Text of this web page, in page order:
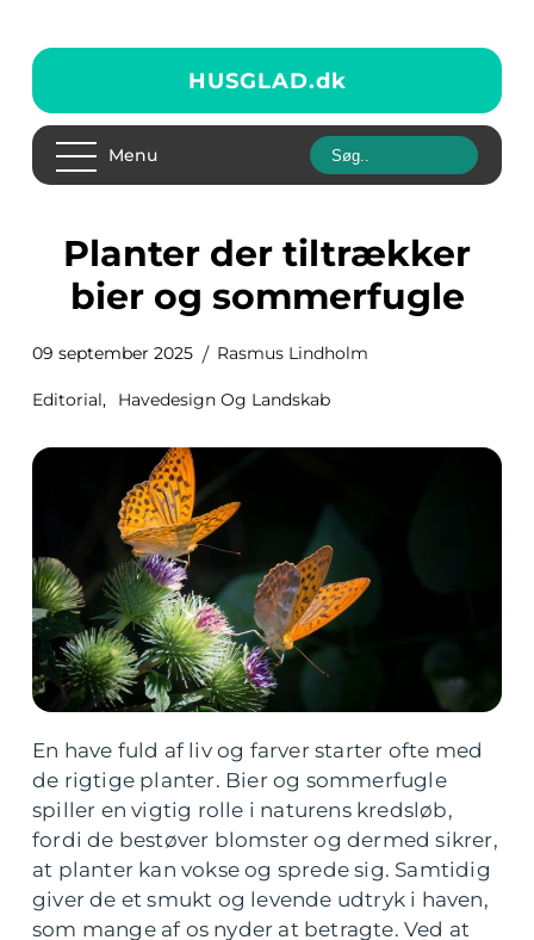
HUSGLAD.dk
Menu
Planter der tiltrækker
bier og sommerfugle
09 september 2025 Rasmus Lindholm
Editorial, Havedesign Og Landskab
En have fuld af liv og farver starter ofte med
de rigtige planter. Bier og sommerfugle
spiller en vigtig rolle i naturens kredsløb,
fordi de bestøver blomster og dermed sikrer,
at planter kan vokse og sprede sig. Samtidig
giver de et smukt og levende udtryk i haven,
som mange af os nyder at betragte. Ved at